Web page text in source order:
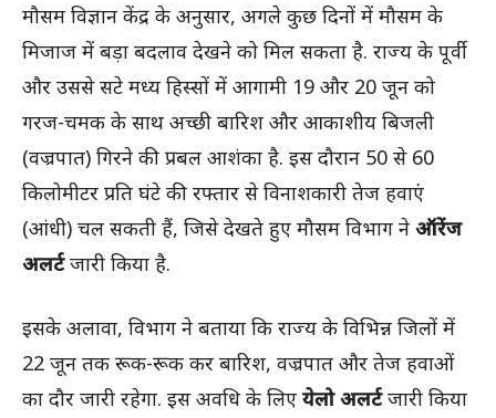
मौसम विज्ञान केंद्र के अनुसार, अगले कुछ दिनों में मौसम के
मिजाज में बड़ा बदलाव देखने को मिल सकता है. राज्य के पूर्वी
और उससे सटे मध्य हिस्सों में आगामी 19 और 20 जून को
गरज-चमक के साथ अच्छी बारिश और आकाशीय बिजली
(वज्रपात) गिरने की प्रबल आशंका है. इस दौरान 50 से 60
किलोमीटर प्रति घंटे की रफ्तार से विनाशकारी तेज हवाएं
(आंधी) चल सकती हैं, जिसे देखते हुए मौसम विभाग ने ऑरेंज
अलर्टजारी किया है.
इसके अलावा, विभाग ने बताया कि राज्य के विभिन्न जिलों में
22 जून तक रूक-रूक कर बारिश, वज्रपात और तेज हवाओं
का दौर जारी रहेगा. इस अवधि के लिए येलो अलर्टजारी किया